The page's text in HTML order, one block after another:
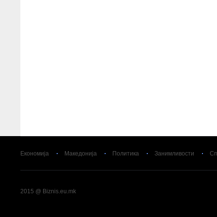
Економија Македонија Политика Занимливости
2015 @ Biznis.eu.mk